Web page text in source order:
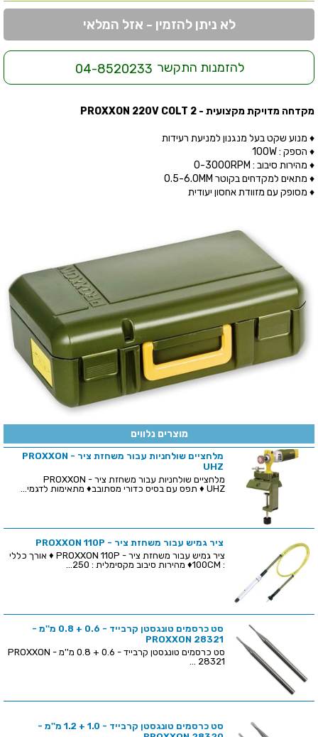
לא ניתן להזמין - אזל המלאי
להזמנות התקשר 04-8520233
מקדחה מדויקת מקצועית - PROXXON 220V COLT 2
♦ מנוע שקט בעל מנגנון למניעת רעידות
♦ הספק : 100W
♦ מהירות סיבוב : 0-3000RPM
♦ מתאים למקדחים בקוטר 0.5-6.0MM
♦ מסופק עם מזוודת אחסון יעודית
מוצרים נלווים
מלחציים שולחניות עבור משחזת ציר - PROXXON
UHZ
מלחציים שולחניות עבור משחזת ציר - PROXXON
UHZ ♦ תפס עם בסיס כדורי מסתובב♦ מתאימות לדגמי...
ציר גמיש עבור משחזת ציר - PROXXON 110P
ציר גמיש עבור משחזת ציר - PROXXON 110P ♦ אורך כללי
: 100CM♦ מהירות סיבוב מקסימלית : 250...
סט כרסמים טונגסטן קרבייד - 0.6 + 0.8 מ''מ -
PROXXON 28321
סט כרסמים טונגסטן קרבייד - 0.6 + 0.8 מ''מ - PROXXON
28321 ...
סט כרסמים טונגסטן קרבייד - 1.0 + 1.2 מ''מ -